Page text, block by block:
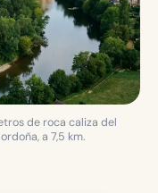
de roca caliza del
a 7,5 km.